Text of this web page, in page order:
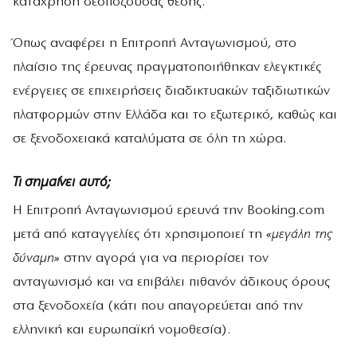
Όπως αναφέρει η Επιτροπή Ανταγωνισμού, στο
πλαίσιο της έρευνας πραγματοποιήθηκαν ελεγκτικές
ενέργειες σε επιχειρήσεις διαδικτυακών ταξιδιωτικών
πλατφορμών στην Ελλάδα και το εξωτερικό, καθώς και
σε ξενοδοχειακά καταλύματα σε όλη τη χώρα.
Τι σημαίνει αυτό;
Η Επιτροπή Ανταγωνισμού ερευνά την Booking.com
μετά από καταγγελίες ότι χρησιμοποιεί τη «μεγάλη της
δύναμη» στην αγορά για να περιορίσει τον
ανταγωνισμό και να επιβάλει πιθανόν άδικους όρους
στα ξενοδοχεία (κάτι που απαγορεύεται από την
ελληνική και ευρωπαϊκή νομοθεσία).